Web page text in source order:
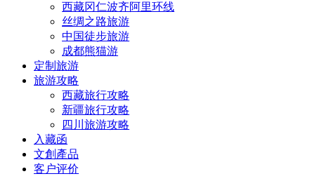
西藏冈仁波齐阿里环线
丝绸之路旅游
中国徒步旅游
成都熊猫游
定制旅游
旅游攻略
西藏旅行攻略
新疆旅行攻略
四川旅游攻略
入藏函
文創產品
客户评价